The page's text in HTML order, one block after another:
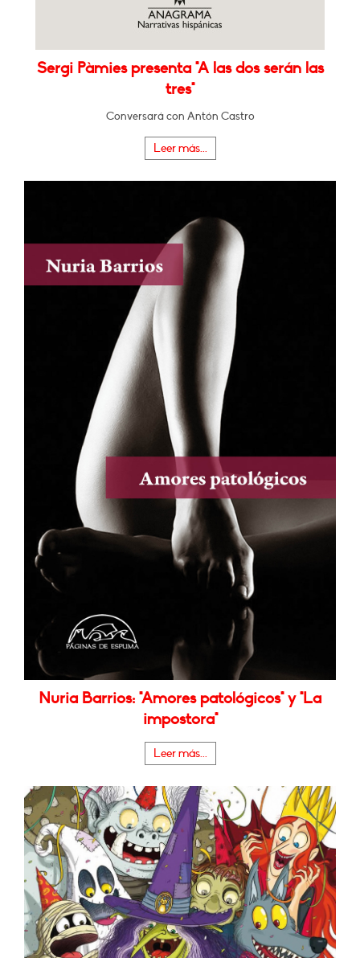
Sergi Pàmies presenta "A las dos serán las
tres"
Conversará con Antón Castro
Leer más...
Nuria Barrios: "Amores patológicos" y "La
impostora"
Leer más...